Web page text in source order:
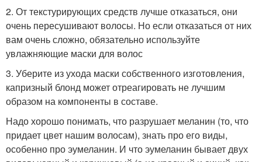
2. От текстурирующих средств лучше отказаться, они
очень пересушивают волосы. Но если отказаться от них
вам очень сложно, обязательно используйте
увлажняющие маски для волос
3. Уберите из ухода маски собственного изготовления,
капризный блонд может отреагировать не лучшим
образом на компоненты в составе.
Надо хорошо понимать, что разрушает меланин (то, что
придает цвет нашим волосам), знать про его виды,
особенно про эумеланин. И что эумеланин бывает двух